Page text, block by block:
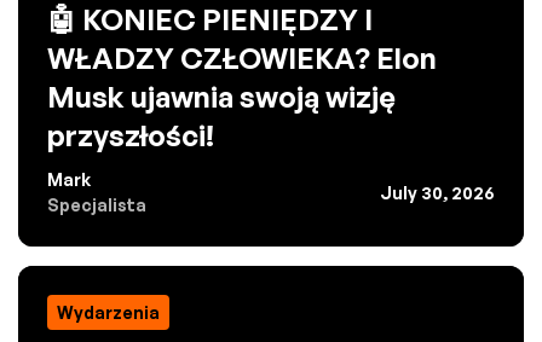
🤖 KONIEC PIENIĘDZY I
WŁADZY CZŁOWIEKA? Elon
Musk ujawnia swoją wizję
przyszłości!
Mark
Specjalista
July 30, 2026
Wydarzenia